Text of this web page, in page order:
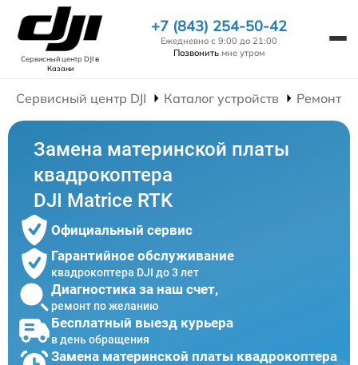
Сервисный центр DJIв
Казани
+7 (843) 254-50-42
Ежедневно с 9:00 до 21:00
Позвонить мне утром
Сервисный центр DJI Каталог устройств Ремонт
Замена материнской платы
квадрокоптера
DJI Matrice RTK
Официальный сервис
Гарантийное обслуживание
квадрокоптера DJI до 3 лет
Диагностика за наш счет,
ремонт по желанию
Бесплатный выезд курьера
в день обращения
Замена материнской платы квадрокоптера